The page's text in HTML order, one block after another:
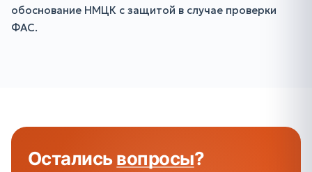
обоснование НМЦК с защитой в случае проверки
ФАС.
Осталисьвопросы?